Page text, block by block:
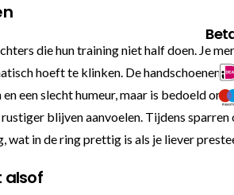
die hun training niet half doen. Je
hoeft te klinken. De handschoenen
een slecht humeur, maar is bedoeld
blijven aanvoelen. Tijdens
in de ring prettig is als je liever
alsof